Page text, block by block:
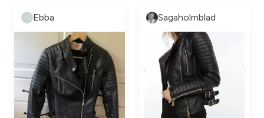
Ebba Sagaholmblad